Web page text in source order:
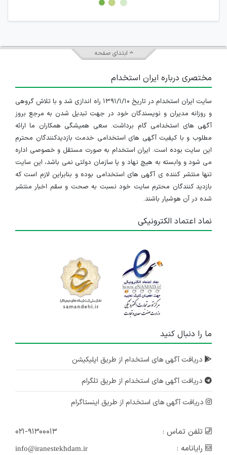
ابتدای صفحه
مختصری درباره ایران استخدام
سایت ایران استخدام در تاریخ ۱۳۹۱/۱/۱۰ راه اندازی شد و با تلاش گروهی
و روزانه مدیران و نویسندگان خود در جهت تبدیل شدن به مرجع بروز
آگهی های استخدامی گام برداشت. سعی همیشگی همکاران ما ارائه
مطلوب و با کیفیت آگهی های استخدامی خدمت بازدیدکنندگان محترم
این سایت بوده است. ایران استخدام به صورت مستقل و خصوصی اداره
می شود و وابسته به هیچ نهاد و یا سازمان دولتی نمی باشد، این سایت
تنها منتشر کننده ی آگهی های استخدامی بوده و بنابراین لازم است که
بازدید کنندگان محترم سایت خود نسبت به صحت و سقم اخبار منتشر
شده در آن هوشیار باشند.
نماد اعتماد الکترونیکی
ما را دنبال کنید
دریافت آگهی های استخدام از طریق اپلیکیشن
دریافت آگهی های استخدام از طریق تلگرام
دریافت آگهی های استخدام از طریق اینستاگرام
تلفن تماس :
۰۲۱-۹۱۳۰۰۰۱۳
رایانامه :
info@iranestekhdam.ir